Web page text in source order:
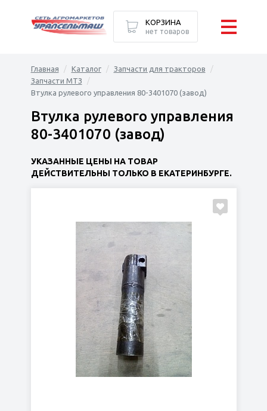
Главная Каталог
Запчасти для тракторов
Запчасти МТЗ
Втулка рулевого управления 80-3401070 (завод)
Втулка рулевого управления
80-3401070 (завод)
УКАЗАННЫЕ ЦЕНЫ НА ТОВАР
ДЕЙСТВИТЕЛЬНЫ ТОЛЬКО В ЕКАТЕРИНБУРГЕ.
КОРЗИНА
нет товаров